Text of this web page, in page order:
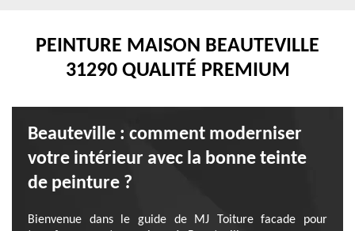
PEINTURE MAISON BEAUTEVILLE
31290 QUALITÉ PREMIUM
Beauteville : comment moderniser
votre intérieur avec la bonne teinte
de peinture ?
Bienvenue dans le guide de MJ Toiture facade pour